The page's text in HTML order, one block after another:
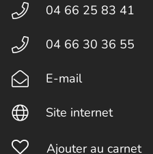
04 66 25 83 41
04 66 30 36 55
E-mail
Site internet
Ajouter au carnet